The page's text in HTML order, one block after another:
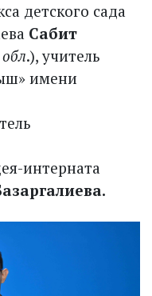
детского сада
Сабит
.), учитель
имени
интерната